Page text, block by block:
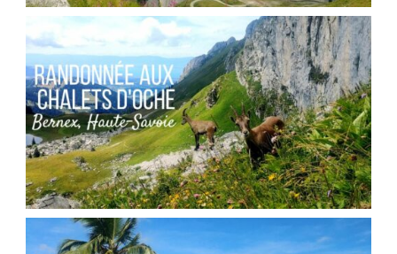
SUISSE // LE BARRAGE DE LA GRANDE
DIXENCE
Audrey Blog,Europe
FRANCE // RANDONNÉE AU COL DES PORTES
D’OCHE